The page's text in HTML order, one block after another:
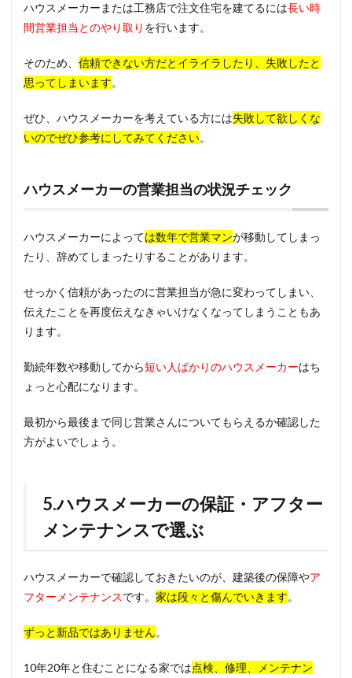
ハウスメーカーまたは工務店で注文住宅を建てるには長い時
間営業担当とのやり取り を行います。
そのため、 信頼できない方だとイライラしたり、失敗したと
思ってしまいます。
ぜひ、ハウスメーカーを考えている方には失敗して欲しくな
いのでぜひ参考にしてみてください。
ハウスメーカーの営業担当の状況チェック
ハウスメーカーによっては数年で営業マンが移動してしまっ
たり、辞めてしまったりすることがあります。
せっかく信頼があったのに営業担当が急に変わってしまい、
伝えたことを再度伝えなきゃいけなくなってしまうこともあ
ります。
勤続年数や移動してから短い人ばかりのハウスメーカーはち
ょっと心配になります。
最初から最後まで同じ営業さんについてもらえるか確認した
方がよいでしょう。
5.ハウスメーカーの保証・アフター
メンテナンスで選ぶ
ハウスメーカーで確認しておきたいのが、建築後の保障やア
フターメンテナンスです。 家は段々と傷んでいきます。
ずっと新品ではありません。
10年20年と住むことになる家では点検、修理、メンテナン